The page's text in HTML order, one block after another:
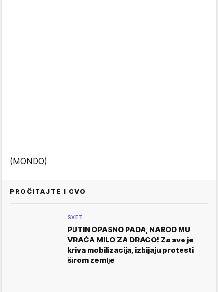
(MONDO)
PROČITAJTE I OVO
SVET
PUTIN OPASNO PADA, NAROD MU
VRAĆA MILO ZA DRAGO! Za sve je
kriva mobilizacija, izbijaju protesti
širom zemlje